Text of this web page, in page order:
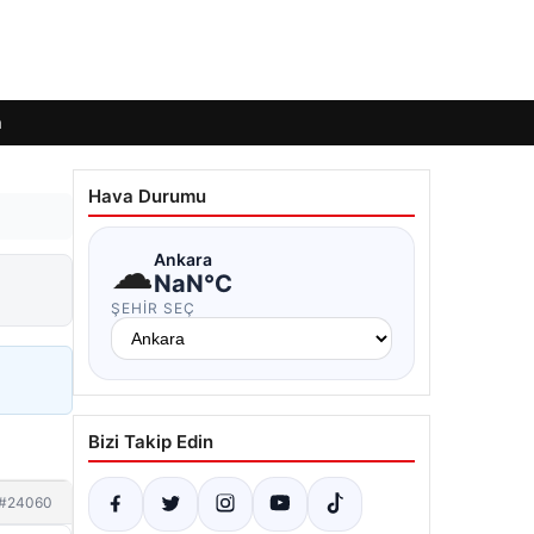
Hava Durumu
☁Ankara
NaN°C
ŞEHIR SEÇ
Bizi Takip Edin